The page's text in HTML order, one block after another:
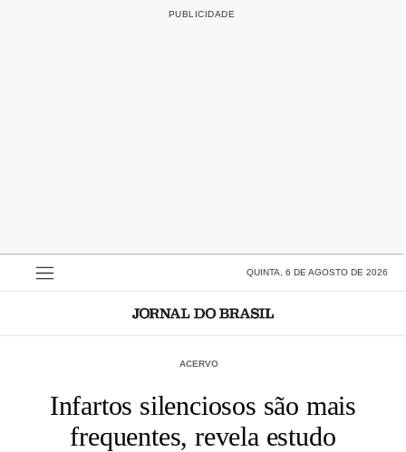
QUINTA, 6 DE AGOSTO DE 2026
ACERVO
Infartos silenciosos são mais
frequentes, revela estudo